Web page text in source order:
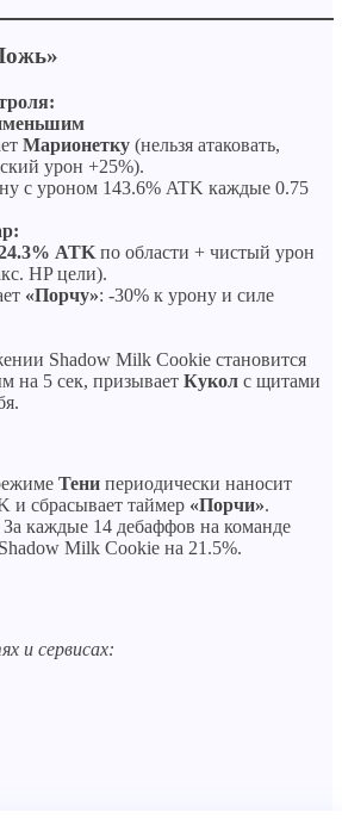
Марионетку (нельзя атаковать,
урон +25%).
с уроном 143.6% ATK каждые 0.75
ATK по области + чистый урон
HP цели).
«Порчу»: -30% к урону и силе
Shadow Milk Cookie становится
на 5 сек, призывает Кукол с щитами
Тени периодически наносит
и сбрасывает таймер «Порчи».
За каждые 14 дебаффов на команде
Milk Cookie на 21.5%.
и сервисах: